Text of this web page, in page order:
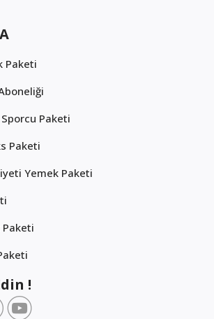
Paketi
Paketi
Paketi
Yemek Paketi
Paketi
!